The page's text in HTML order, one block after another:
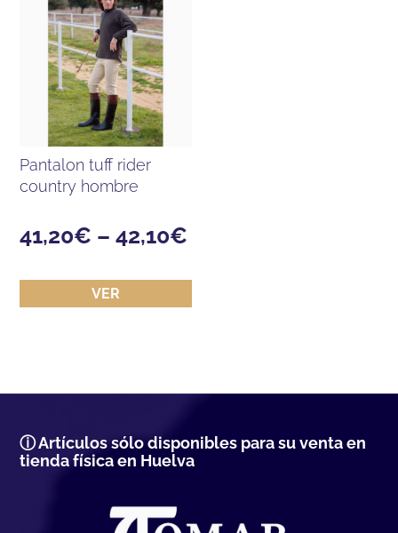
pantalon tuff rider
country hombre
41,20€ –42,10€
VER
ⓘ Artículos sólo disponibles para su venta en
tienda física en Huelva